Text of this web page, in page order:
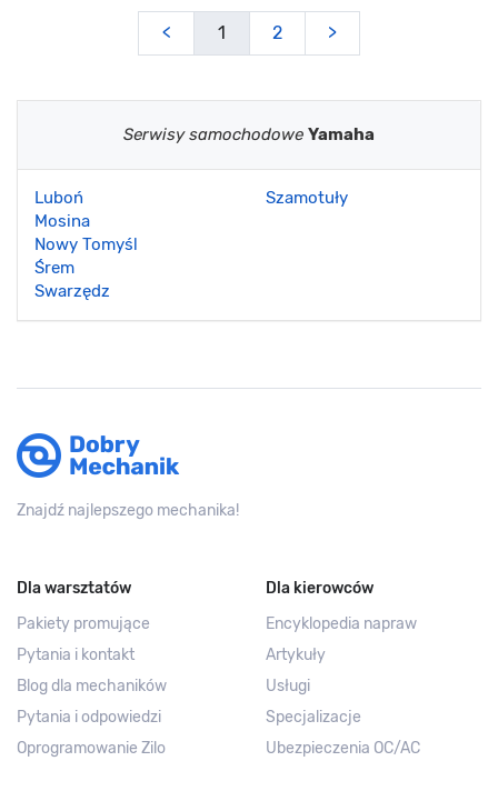
< 1 2 >
Serwisy samochodowe Yamaha
Luboń
Mosina
Nowy Tomyśl
Śrem
Swarzędz
Szamotuły
Znajdź najlepszego mechanika!
Dla warsztatów
Pakiety promujące
Pytania i kontakt
Blog dla mechaników
Pytania i odpowiedzi
Oprogramowanie Zilo
Dla kierowców
Encyklopedia napraw
Artykuły
Usługi
Specjalizacje
Ubezpieczenia OC/AC